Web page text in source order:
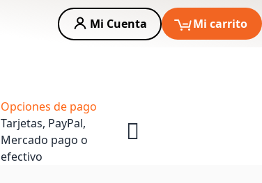
Mi Cuenta Mi carrito
Opciones de pago
Tarjetas, PayPal,
Mercado pago o
efectivo